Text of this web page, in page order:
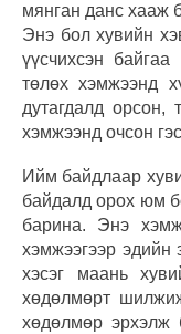
мянган данс хааж
Энэ бол хувийн
үүсчихсэн
төлөх хэмжээнд
дутагдалд орсон,
хэмжээнд очсон
Ийм байдлаар
байдалд орох юм
барина. Энэ
хэмжээгээр эдийн
хэсэг маань
хөдөлмөрт
хөдөлмөр эрхэлж